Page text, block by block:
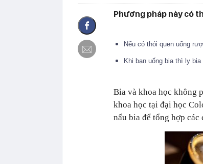
Phương pháp này có
Nếu có thói quen uống
Khi bạn uống bia thì ly
Bia và khoa học không
khoa học tại đại học
nấu bia để tổng hợp